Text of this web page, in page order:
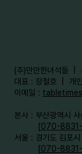
​(주)만만한녀석들
대표 : 장철호 | 개
이메일 :
본사 : 부산광역시
[070-
서울 : 경기도 김포
[070-